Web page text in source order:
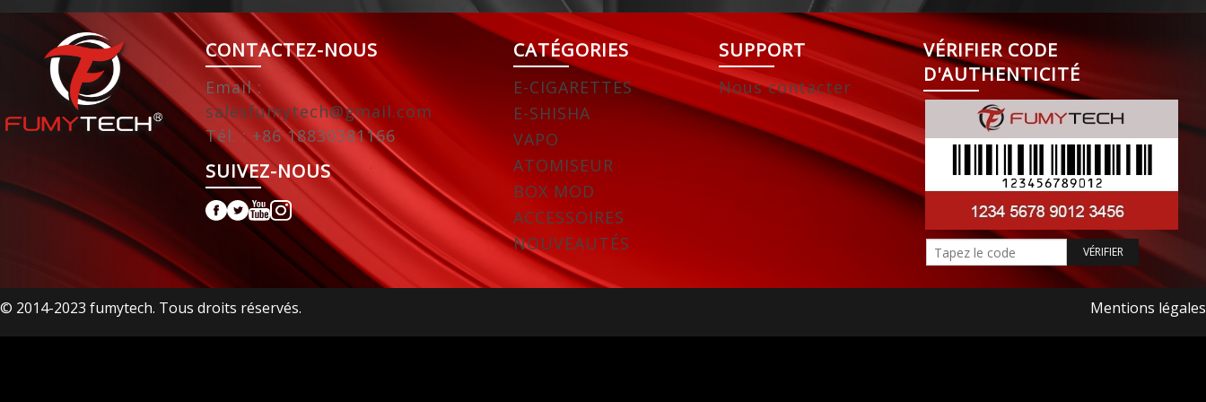
CONTACTEZ-NOUS
Email :
salesfumytech@gmail.com
Tél. : +86 18830381166
SUIVEZ-NOUS
CATÉGORIES
E-CIGARETTES
E-SHISHA
VAPO
ATOMISEUR
BOX MOD
ACCESSOIRES
NOUVEAUTÉS
SUPPORT
Nous contacter
VÉRIFIER CODE
D'AUTHENTICITÉ
© 2014-2023 fumytech. Tous droits réservés. Mentions légales